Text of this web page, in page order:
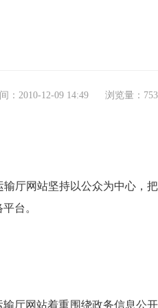
：2010-12-09 14:49 浏览量：
网站坚持以公众为中心，把
台。
网站着重围绕政务信息公开